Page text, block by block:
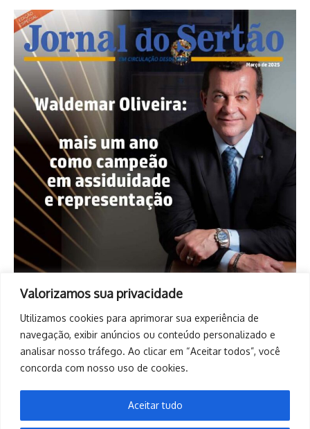
Valorizamos sua privacidade
Utilizamos cookies para aprimorar sua experiência de
navegação, exibir anúncios ou conteúdo personalizado e
analisar nosso tráfego. Ao clicar em “Aceitar todos”, você
concorda com nosso uso de cookies.
Aceitar tudo